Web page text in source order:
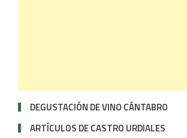
DEGUSTACIÓN DE VINO CÁNTABRO
ARTÍCULOS DE CASTRO URDIALES